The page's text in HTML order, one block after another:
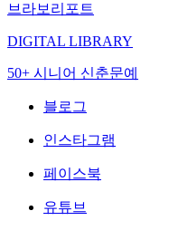
브라보리포트
DIGITAL LIBRARY
50+ 시니어 신춘문예
블로그
인스타그램
페이스북
유튜브